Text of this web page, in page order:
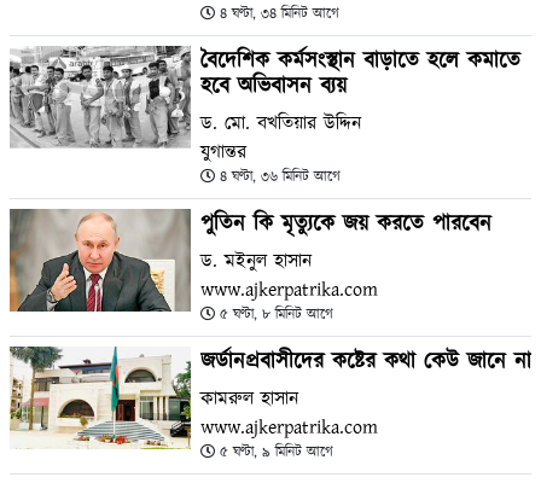
৪ ঘণ্টা, ৩৪ মিনিট আগে
বৈদেশিক কর্মসংস্থান বাড়াতে হলে কমাতে
হবে অভিবাসন ব্যয়
ড. মো. বখতিয়ার উদ্দিন
যুগান্তর
৪ ঘণ্টা, ৩৬ মিনিট আগে
পুতিন কি মৃত্যুকে জয় করতে পারবেন
ড. মইনুল হাসান
www.ajkerpatrika.com
৫ ঘণ্টা, ৮ মিনিট আগে
জর্ডানপ্রবাসীদের কষ্টের কথা কেউ জানে না
কামরুল হাসান
www.ajkerpatrika.com
৫ ঘণ্টা, ৯ মিনিট আগে